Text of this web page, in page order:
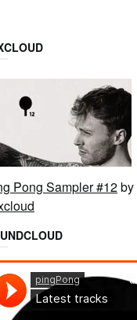
Pong Sampler #12by